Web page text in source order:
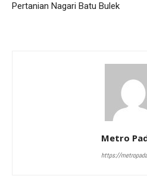
Pertanian Nagari Batu Bulek
Metro
https://